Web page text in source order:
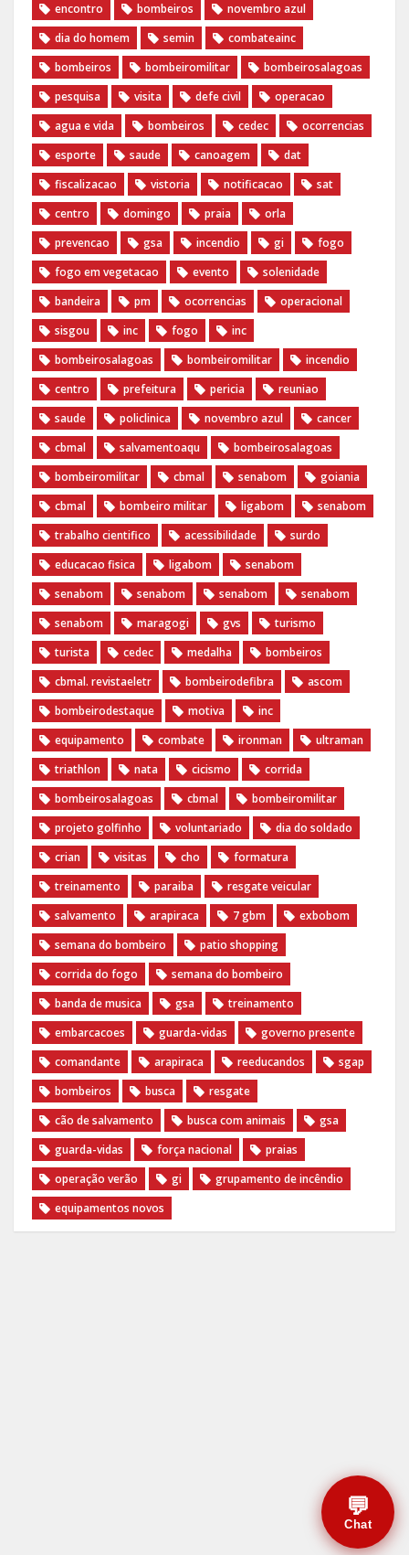
encontro
bombeiros
novembro azul
dia do homem
semin
combateainc
bombeiros
bombeiromilitar
bombeirosalagoas
pesquisa
visita defe civil
operacao
agua e vida
bombeiros cedec
ocorrencias
esporte
saude canoagem
dat
fiscalizacao
vistoria notificacao
sat
centro
domingo praia
orla
prevencao
gsa incendio gi
fogo
fogo em vegetacao
evento
solenidade
bandeira
pm ocorrencias
operacional
sisgou
inc fogo
inc
bombeirosalagoas
bombeiromilitar
incendio
centro
prefeitura pericia
reuniao
saude
policlinica novembro azul
cancer
cbmal
salvamentoaqu
bombeirosalagoas
bombeiromilitar
cbmal senabom
goiania
cbmal
bombeiro militar ligabom
senabom
trabalho cientifico
acessibilidade
surdo
educacao fisica
ligabom
senabom
senabom
senabom senabom
senabom
senabom
maragogi gvs
turismo
turista
cedec medalha
bombeiros
cbmal. revistaeletr
bombeirodefibra
ascom
bombeirodestaque
motiva
inc
equipamento
combate ironman
ultraman
triathlon
nata cicismo
corrida
bombeirosalagoas
cbmal
bombeiromilitar
projeto golfinho
voluntariado
dia do soldado
crian
visitas cho
formatura
treinamento
paraiba
resgate veicular
salvamento
arapiraca 7 gbm
exbobom
semana do bombeiro
patio shopping
corrida do fogo
semana do bombeiro
banda de musica
gsa
treinamento
embarcacoes
guarda-vidas
governo presente
comandante
arapiraca reeducandos
sgap
bombeiros
busca
resgate
cão de salvamento
busca com animais
gsa
guarda-vidas
força nacional
praias
operação verão
gi
grupamento de incêndio
equipamentos novos
💬
Chat